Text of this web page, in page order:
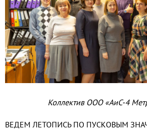
Коллектив ООО «АиС-4
ВЕДЕМ ЛЕТОПИСЬ ПО ПУСКОВЫМ